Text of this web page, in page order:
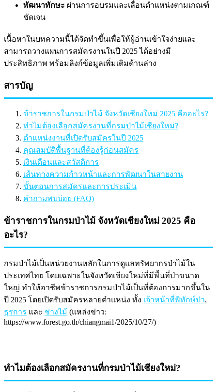
พัฒนาทักษะ ผ่านการอบรมและเลื่อนตำแหน่งตามเกณฑ์
ชัดเจน
เนื้อหาในบทความนี้ได้จัดทำขึ้นเพื่อให้ผู้อ่านเข้าใจง่ายและ
สามารถวางแผนการสมัครงานในปี 2025 ได้อย่างมี
ประสิทธิภาพ พร้อมลิงก์ข้อมูลเพิ่มเติมด้านล่าง
สารบัญ
ข้าราชการในกรมป่าไม้ จังหวัดเชียงใหม่ 2025 คืออะไร?
ทำไมต้องเลือกสมัครงานที่กรมป่าไม้เชียงใหม่?
ตำแหน่งงานที่เปิดรับสมัครในปี 2025
คุณสมบัติพื้นฐานที่ต้องรู้ก่อนสมัคร
เงินเดือนและสวัสดิการ
เส้นทางความก้าวหน้าและการพัฒนาในสายงาน
ขั้นตอนการสมัครและการประเมิน
คำถามพบบ่อย (FAQ)
ข้าราชการในกรมป่าไม้ จังหวัดเชียงใหม่ 2025 คือ
อะไร?
กรมป่าไม้เป็นหน่วยงานหลักในการดูแลทรัพยากรป่าไม้ใน
ประเทศไทย โดยเฉพาะในจังหวัดเชียงใหม่ที่มีพื้นที่ป่าขนาด
ใหญ่ ทำให้อาชีพข้าราชการกรมป่าไม้เป็นที่ต้องการมากขึ้นใน
ปี 2025 โดยเปิดรับสมัครหลายตำแหน่ง ทั้ง เจ้าหน้าที่พิทักษ์ป่า,
ธุรการ และ ช่างไม้ (แหล่งข่าว:
https://www.forest.go.th/chiangmai1/2025/10/27/)
ทำไมต้องเลือกสมัครงานที่กรมป่าไม้เชียงใหม่?